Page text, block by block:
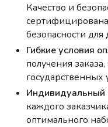
Качество и
безопасности для
Гибкие условия
получения
Индивидуальный
каждого
оптимального